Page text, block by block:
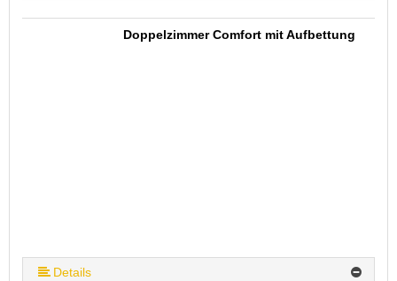
Doppelzimmer Comfort mit Aufbettung
Details